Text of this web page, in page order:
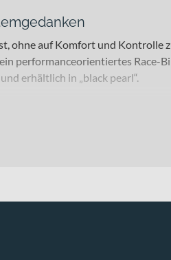
ohne auf Komfort und Kontrolle
performanceorientiertes
erhältlich in „black pearl“.
Abstimmung und eine